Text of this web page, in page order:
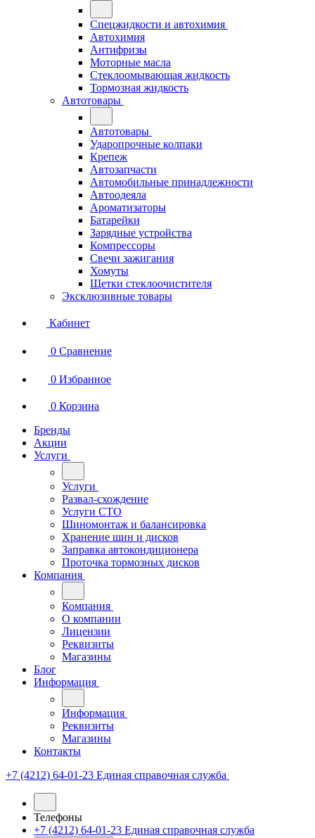
Спецжидкости и автохимия
Автохимия
Антифризы
Моторные масла
Стеклоомывающая жидкость
Тормозная жидкость
Автотовары
Автотовары
Ударопрочные колпаки
Крепеж
Автозапчасти
Автомобильные принадлежности
Автоодеяла
Ароматизаторы
Батарейки
Зарядные устройства
Компрессоры
Свечи зажигания
Хомуты
Щетки стеклоочистителя
Эксклюзивные товары
Кабинет
0 Сравнение
0 Избранное
0 Корзина
Бренды
Акции
Услуги
Услуги
Развал-схождение
Услуги СТО
Шиномонтаж и балансировка
Хранение шин и дисков
Заправка автокондиционера
Проточка тормозных дисков
Компания
Компания
О компании
Лицензии
Реквизиты
Магазины
Блог
Информация
Информация
Реквизиты
Магазины
Контакты
+7 (4212) 64-01-23 Единая справочная служба
Телефоны
+7 (4212) 64-01-23 Единая справочная служба